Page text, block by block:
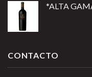
*ALTA
CONTACTO